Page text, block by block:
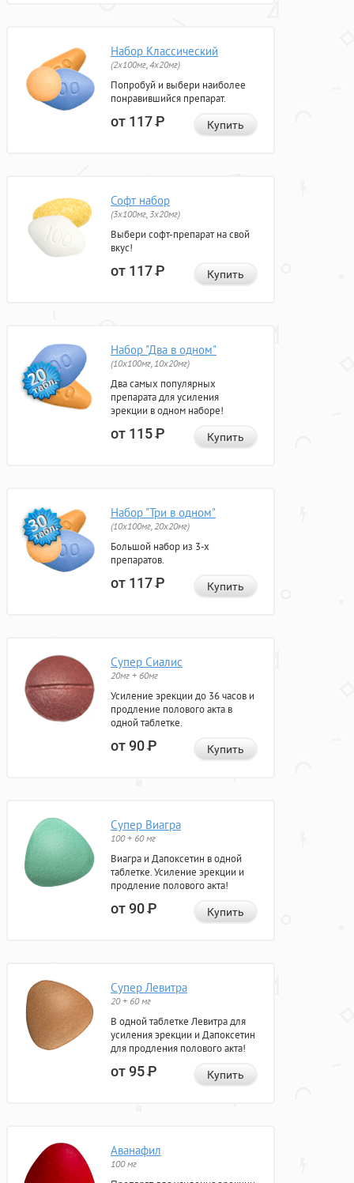
Набор Классический
(2x100мг, 4x20мг)
Попробуй и выбери наиболее
понравившийся препарат.
от 117Р Купить
Софт набор
(3x100мг, 3x20мг)
Выбери софт-препарат на свой
вкус!
от 117Р Купить
Набор "Два в одном"
(10x100мг, 10x20мг)
Два самых популярных
препарата для усиления
эрекции в одном наборе!
от 115Р Купить
Набор "Три в одном"
(10x100мг, 20x20мг)
Большой набор из 3-х
препаратов.
от 117Р Купить
Супер Сиалис
20мг + 60мг
Усиление эрекции до 36 часов и
продление полового акта в
одной таблетке.
от 90Р Купить
Супер Виагра
100 + 60 мг
Виагра и Дапоксетин в одной
таблетке. Усиление эрекции и
продление полового акта!
от 90Р Купить
Супер Левитра
20 + 60 мг
В одной таблетке Левитра для
усиления эрекции и Дапоксетин
для продления полового акта!
от 95Р Купить
Аванафил
100 мг